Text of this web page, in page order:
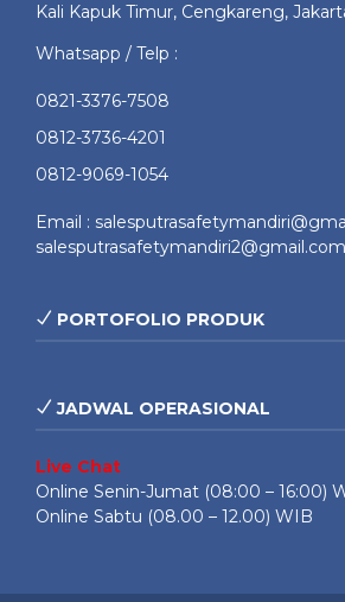
Kali Kapuk Timur, Cengkareng,
Whatsapp / Telp :
0821-3376-7508
0812-3736-4201
0812-9069-1054
Email :
salesputrasafetymandiri2@gmail.com
PORTOFOLIO PRODUK
JADWAL OPERASIONAL
Live Chat
Online Senin-Jumat (08:00 – 16:00)
Online Sabtu (08.00 – 12.00) WIB